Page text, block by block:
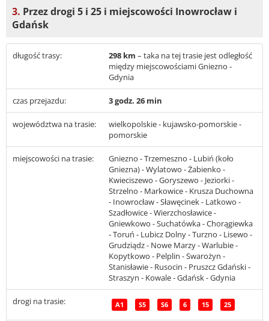
3. Przez drogi 5 i 25 i miejscowości Inowrocław i
Gdańsk
długość trasy: 298 km – taka na tej trasie jest odległość
między miejscowościami Gniezno -
Gdynia
czas przejazdu: 3 godz. 26 min
województwa na trasie:
wielkopolskie - kujawsko-pomorskie -
pomorskie
miejscowości na trasie:
Gniezno - Trzemeszno - Lubiń (koło
Gniezna) - Wylatowo - Żabienko -
Kwieciszewo - Goryszewo - Jeziorki -
Strzelno - Markowice - Krusza Duchowna
- Inowrocław - Sławęcinek - Latkowo -
Szadłowice - Wierzchosławice -
Gniewkowo - Suchatówka - Chorągiewka
- Toruń - Lubicz Dolny - Turzno - Lisewo -
Grudziądz - Nowe Marzy - Warlubie -
Kopytkowo - Pelplin - Swarożyn -
Stanisławie - Rusocin - Pruszcz Gdański -
Straszyn - Kowale - Gdańsk - Gdynia
drogi na trasie: A1 S5 S6 6 15 25